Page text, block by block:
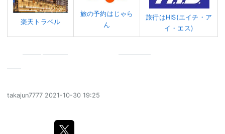
楽天トラベル
旅の予約はじゃら
ん
旅行はHIS(エイチ・ア
イ・エス)
takajun7777 2021-10-30 19:25